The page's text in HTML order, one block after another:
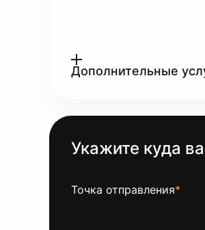
Дополнительные
Укажите куда
Точка отправления*